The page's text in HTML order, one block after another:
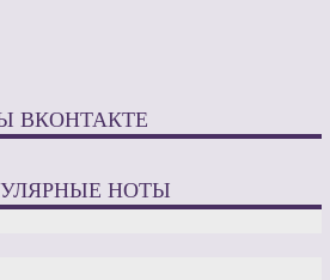
ВКОНТАКТЕ
НОТЫ